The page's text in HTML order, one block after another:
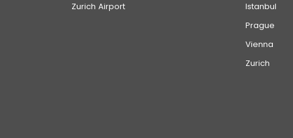
Zurich Airport
Istanbul
Prague
Vienna
Zurich